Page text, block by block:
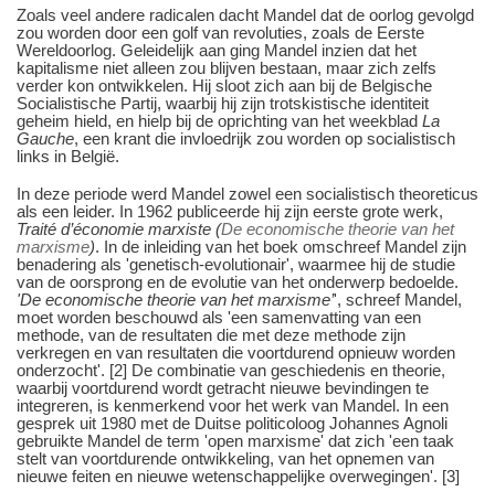
Zoals veel andere radicalen dacht Mandel dat de oorlog gevolgd
zou worden door een golf van revoluties, zoals de Eerste
Wereldoorlog. Geleidelijk aan ging Mandel inzien dat het
kapitalisme niet alleen zou blijven bestaan, maar zich zelfs
verder kon ontwikkelen. Hij sloot zich aan bij de Belgische
Socialistische Partij, waarbij hij zijn trotskistische identiteit
geheim hield, en hielp bij de oprichting van het weekblad La
Gauche, een krant die invloedrijk zou worden op socialistisch
links in België.
In deze periode werd Mandel zowel een socialistisch theoreticus
als een leider. In 1962 publiceerde hij zijn eerste grote werk,
Traité d’économie marxiste (De economische theorie van het
marxisme). In de inleiding van het boek omschreef Mandel zijn
benadering als 'genetisch-evolutionair', waarmee hij de studie
van de oorsprong en de evolutie van het onderwerp bedoelde.
'De economische theorie van het marxisme’', schreef Mandel,
moet worden beschouwd als 'een samenvatting van een
methode, van de resultaten die met deze methode zijn
verkregen en van resultaten die voortdurend opnieuw worden
onderzocht'. [2] De combinatie van geschiedenis en theorie,
waarbij voortdurend wordt getracht nieuwe bevindingen te
integreren, is kenmerkend voor het werk van Mandel. In een
gesprek uit 1980 met de Duitse politicoloog Johannes Agnoli
gebruikte Mandel de term 'open marxisme' dat zich 'een taak
stelt van voortdurende ontwikkeling, van het opnemen van
nieuwe feiten en nieuwe wetenschappelijke overwegingen'. [3]